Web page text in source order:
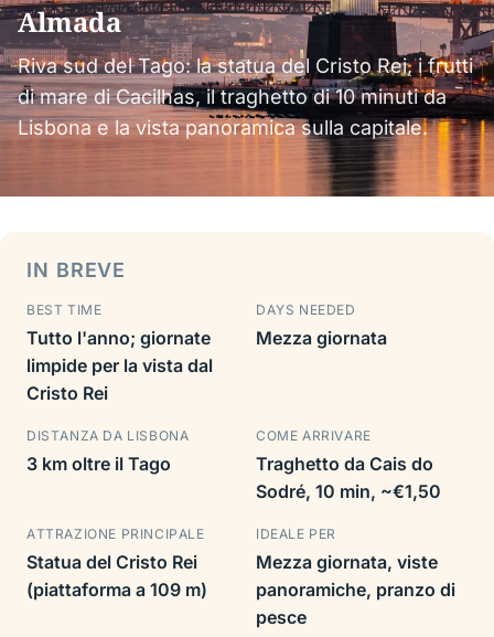
Almada
Riva sud del Tago: la statua del Cristo Rei, i frutti
di mare di Cacilhas, il traghetto di 10 minuti da
Lisbona e la vista panoramica sulla capitale.
IN BREVE
BEST TIME
Tutto l'anno; giornate
limpide per la vista dal
Cristo Rei
DAYS NEEDED
Mezza giornata
DISTANZA DA LISBONA
3 km oltre il Tago
COME ARRIVARE
Traghetto da Cais do
Sodré, 10 min, ~€1,50
ATTRAZIONE PRINCIPALE
Statua del Cristo Rei
(piattaforma a 109 m)
IDEALE PER
Mezza giornata, viste
panoramiche, pranzo di
pesce